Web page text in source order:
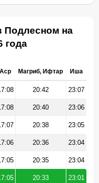
Подлесном на
года
Аср Магриб, Ифтар Иша
20:42 23:07
20:40 23:06
20:38 23:05
20:36 23:04
20:35 23:04
20:33 23:01